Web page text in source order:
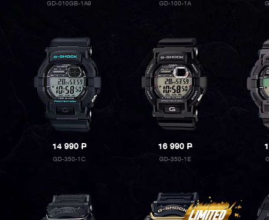
GD-010GB-1A9 GD-100-1A
14 990P
GD-350-1C
16 990P
GD-350-1E